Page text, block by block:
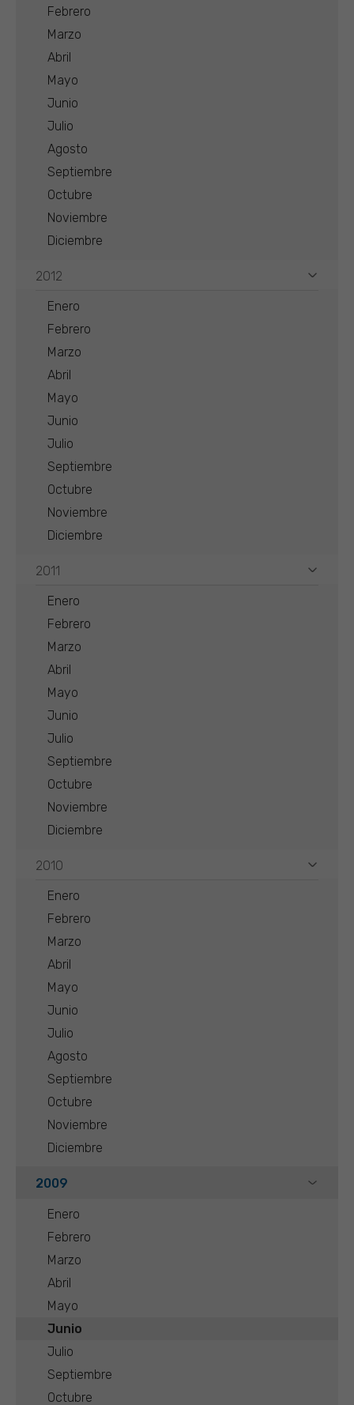
Febrero
Marzo
Abril
Mayo
Junio
Julio
Agosto
Septiembre
Octubre
Noviembre
Diciembre
2012
Enero
Febrero
Marzo
Abril
Mayo
Junio
Julio
Septiembre
Octubre
Noviembre
Diciembre
2011
Enero
Febrero
Marzo
Abril
Mayo
Junio
Julio
Septiembre
Octubre
Noviembre
Diciembre
2010
Enero
Febrero
Marzo
Abril
Mayo
Junio
Julio
Agosto
Septiembre
Octubre
Noviembre
Diciembre
2009
Enero
Febrero
Marzo
Abril
Mayo
Junio
Julio
Septiembre
Octubre